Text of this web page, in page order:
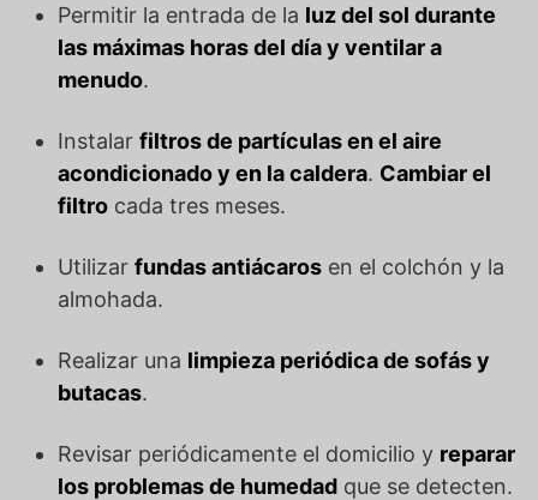
Permitir la entrada de la luz del sol durante
las máximas horas del día y ventilar a
menudo.
Instalar filtros de partículas en el aire
acondicionado y en la caldera. Cambiar el
filtro cada tres meses.
Utilizar fundas antiácaros en el colchón y la
almohada.
Realizar una limpieza periódica de sofás y
butacas.
Revisar periódicamente el domicilio y reparar
los problemas de humedad que se detecten.